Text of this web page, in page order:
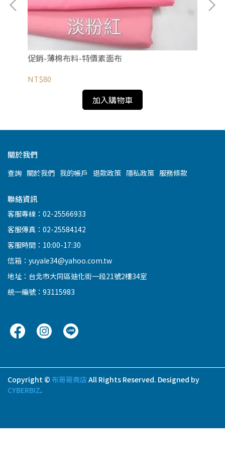
促銷-薄棉布料-特價素面布
NT$80
加入購物車
關於我們
查詢 關於我們 我的帳戶 退款政策 隱私政策 服務條款
聯絡資訊
客服專線：02-25566933
客服傳真：02-25584142
客服時間：10:00-17:30
信箱：yuyale34@yahoo.com.tw
地址：台北市大同區迪化街一段21號2樓34室
統一編號：93115983
Copyright © 布哥哥商店All Rights Reserved. Designed by
CYBERBIZ.